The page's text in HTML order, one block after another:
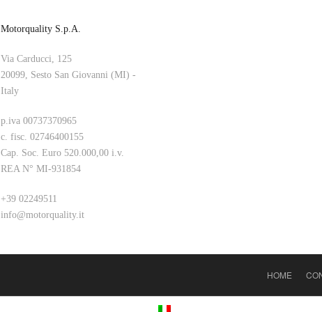
Motorquality S.p.A.
Via Carducci, 125
20099, Sesto San Giovanni (MI) -
Italy
p.iva 00737370965
c. fisc. 02746400155
Cap. Soc. Euro 520.000,00 i.v.
REA N° MI-931854
+39 02249511
info@motorquality.it
HOME